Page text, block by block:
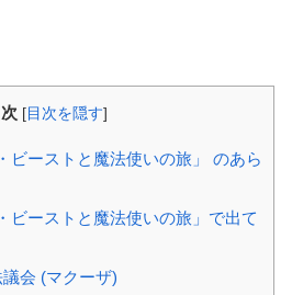
[目次を隠す]
ビーストと魔法使いの旅」 のあら
ビーストと魔法使いの旅」で出て
会 (マクーザ)